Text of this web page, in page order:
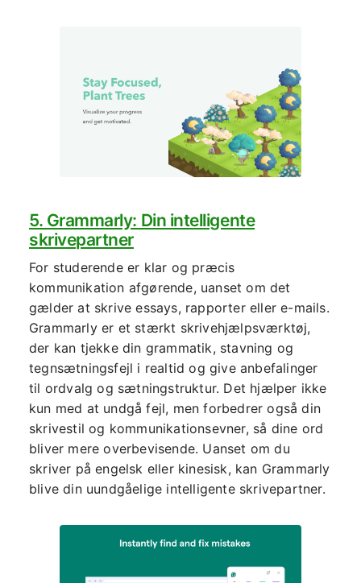
5. Grammarly: Din intelligente
skrivepartner
For studerende er klar og præcis
kommunikation afgørende, uanset om det
gælder at skrive essays, rapporter eller e-mails.
Grammarly er et stærkt skrivehjælpsværktøj,
der kan tjekke din grammatik, stavning og
tegnsætningsfejl i realtid og give anbefalinger
til ordvalg og sætningstruktur. Det hjælper ikke
kun med at undgå fejl, men forbedrer også din
skrivestil og kommunikationsevner, så dine ord
bliver mere overbevisende. Uanset om du
skriver på engelsk eller kinesisk, kan Grammarly
blive din uundgåelige intelligente skrivepartner.